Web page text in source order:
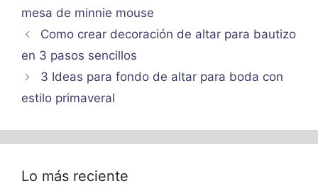
mesa de minnie mouse
Como crear decoración de altar para bautizo
en 3 pasos sencillos
3 Ideas para fondo de altar para boda con
estilo primaveral
Lo más reciente